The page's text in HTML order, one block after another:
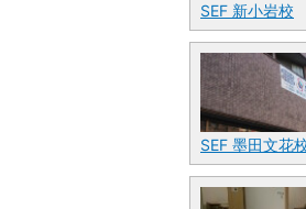
SEF 新小岩校
SEF 墨田文花